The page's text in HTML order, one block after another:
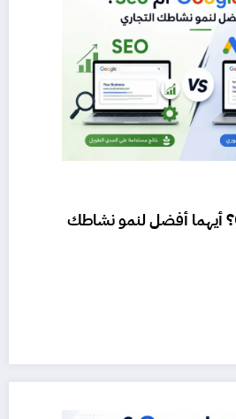
SEO أم Google Ads؟ أيهما أفضل لنمو نشاطك